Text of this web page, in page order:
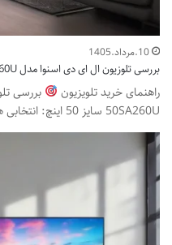
10.مرداد.1405
بررسی تلوزیون ال ای دی اسنوا مدل SLD-50SA260U سایز 50 اینچ
راهنمای خرید تلویزیون
50SA260U سایز 50 اینچ: انتخابی هوشمندانه یا فقط یک…